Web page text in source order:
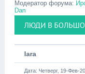
Модератор форума:
Dan
ЛЮДИ В
lara
Дата: Четверг, 19-Фев-